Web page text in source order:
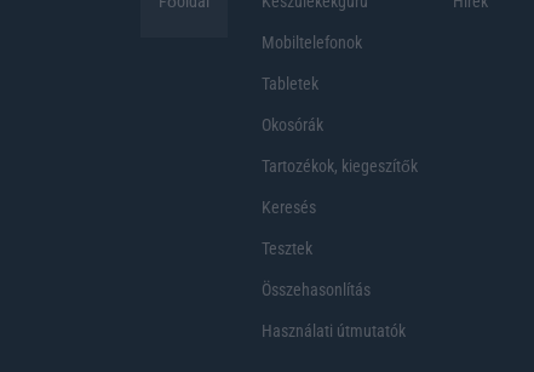
Mobiltelefonok
Tabletek
Okosórák
Tartozékok, kiegeszítők
Keresés
Tesztek
Összehasonlítás
Használati útmutatók